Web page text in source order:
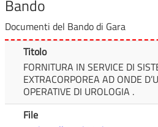
Bando
Documenti del Bando di Gara
Titolo
FORNITURA IN SERVICE DI
EXTRACORPOREA AD ONDE
OPERATIVE DI UROLOGIA .
File